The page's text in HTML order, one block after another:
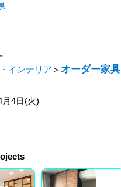
インテリア ＞ オーダー家具
月4日(火)